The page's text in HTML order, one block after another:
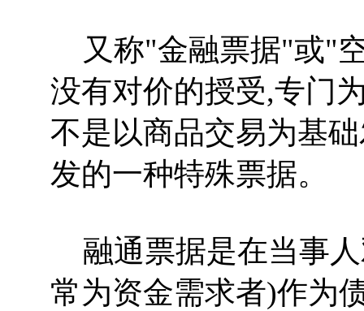
又称"金融票据"或"
没有对价的授受,专门
不是以商品交易为基
发的一种特殊票据。
融通票据是在当事
常为资金需求者)作为